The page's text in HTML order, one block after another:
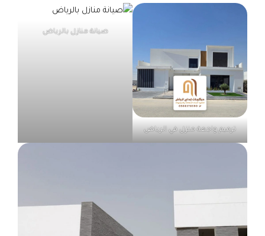
ترميم واجهة منزل في الرياض
صيانة منازل بالرياض